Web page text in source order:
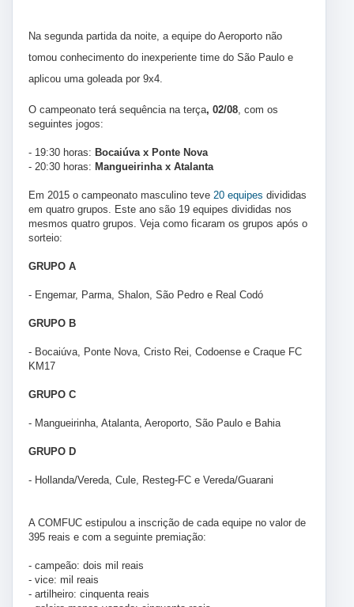
Na segunda partida da noite, a equipe do Aeroporto não
tomou conhecimento do inexperiente time do São Paulo e
aplicou uma goleada por 9x4.
O campeonato terá sequência na terça, 02/08 , com os
seguintes jogos:
- 19:30 horas: Bocaiúva x Ponte Nova
- 20:30 horas: Mangueirinha x Atalanta
Em 2015 o campeonato masculino teve 20 equipes divididas
em quatro grupos. Este ano são 19 equipes divididas nos
mesmos quatro grupos. Veja como ficaram os grupos após o
sorteio:
GRUPO A
- Engemar, Parma, Shalon, São Pedro e Real Codó
GRUPO B
- Bocaiúva, Ponte Nova, Cristo Rei, Codoense e Craque FC
KM17
GRUPO C
- Mangueirinha, Atalanta, Aeroporto, São Paulo e Bahia
GRUPO D
- Hollanda/Vereda, Cule, Resteg-FC e Vereda/Guarani
A COMFUC estipulou a inscrição de cada equipe no valor de
395 reais e com a seguinte premiação:
- campeão: dois mil reais
- vice: mil reais
- artilheiro: cinquenta reais